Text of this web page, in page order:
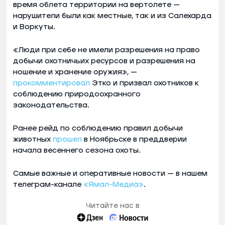
время облета территории на вертолете —
нарушители были как местные, так и из Салехарда
и Воркуты.
«Люди при себе не имели разрешения на право
добычи охотничьих ресурсов и разрешения на
ношение и хранение оружия», —
прокомментировал Этко и призвал охотников к
соблюдению природоохранного
законодательства.
Ранее рейд по соблюдению правил добычи
животных прошел в Ноябрьске в преддверии
начала весеннего сезона охоты.
Самые важные и оперативные новости — в нашем
телеграм-канале «Ямал-Медиа».
Читайте нас в